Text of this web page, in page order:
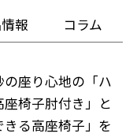
報 コラム
の座り心地の「ハ
椅子肘付き」と
きる高座椅子」を